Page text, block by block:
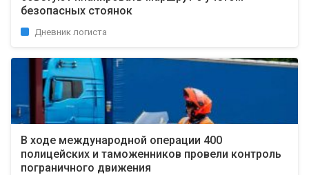
безопасных стоянок
Дневник логиста
В ходе международной операции 400
полицейских и таможенников провели контроль
пограничного движения